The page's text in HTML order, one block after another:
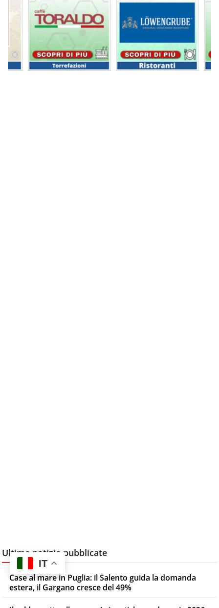
Ultime notizie pubblicate
Case al mare in Puglia: il Salento guida la domanda
estera, il Gargano cresce del 49%
IT